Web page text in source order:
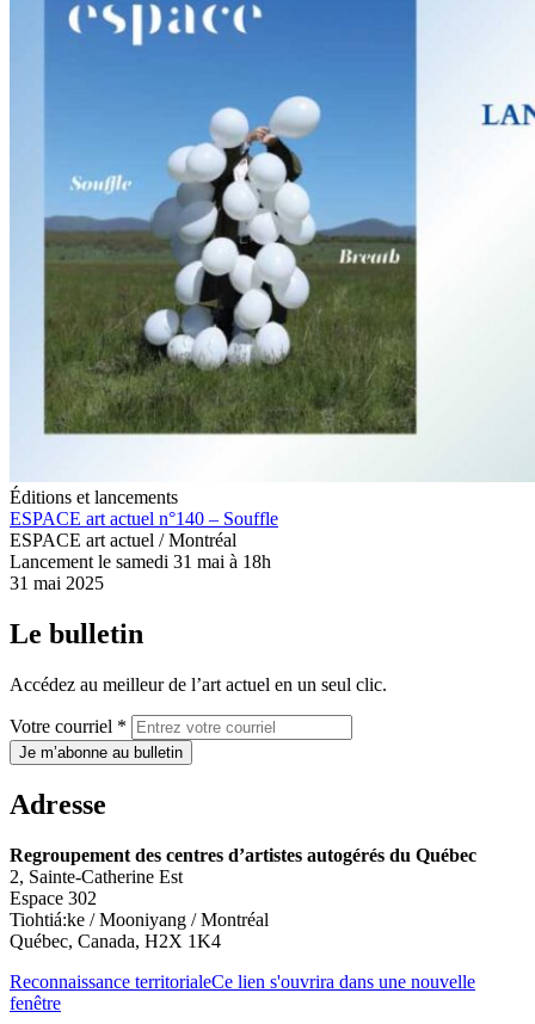
Éditions et lancements
ESPACE art actuel n°140 – Souffle
ESPACE art actuel / Montréal
Lancement le samedi 31 mai à 18h
31 mai 2025
Le bulletin
Accédez au meilleur de l’art actuel en un seul clic.
Votre courriel *
Je m’abonne au bulletin
Adresse
Regroupement des centres d’artistes autogérés du Québec
2, Sainte-Catherine Est
Espace 302
Tiohtiá:ke / Mooniyang / Montréal
Québec, Canada, H2X 1K4
Reconnaissance territorialeCe lien s'ouvrira dans une nouvelle
fenêtre